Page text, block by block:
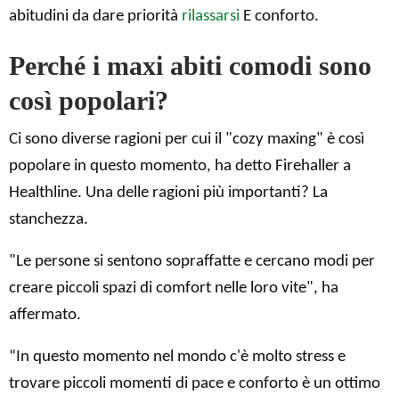
abitudini da dare priorità rilassarsi E conforto.
Perché i maxi abiti comodi sono
così popolari?
Ci sono diverse ragioni per cui il "cozy maxing" è così
popolare in questo momento, ha detto Firehaller a
Healthline. Una delle ragioni più importanti? La
stanchezza.
"Le persone si sentono sopraffatte e cercano modi per
creare piccoli spazi di comfort nelle loro vite", ha
affermato.
“In questo momento nel mondo c'è molto stress e
trovare piccoli momenti di pace e conforto è un ottimo